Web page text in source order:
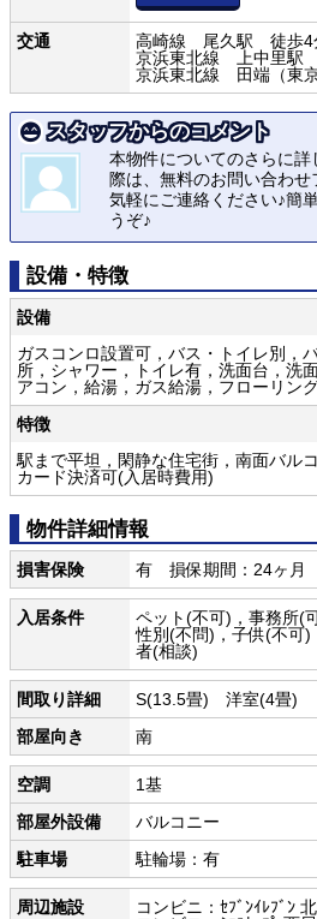
交通
高崎線 尾久駅 徒歩4
京浜東北線 上中里駅
京浜東北線 田端（東
スタッフからのコメント
本物件についてのさらに
際は、無料のお問い合わ
気軽にご連絡ください♪簡
うぞ♪
設備・特徴
設備
ガスコンロ設置可，バス・トイレ別，
所，シャワー，トイレ有，洗面台，洗
アコン，給湯，ガス給湯，フローリン
特徴
駅まで平坦，閑静な住宅街，南面バル
カード決済可(入居時費用)
物件詳細情報
損害保険 有 損保期間：24ヶ月
入居条件
ペット(不可)，事務所(
性別(不問)，子供(不可
者(相談)
間取り詳細
S(13.5畳) 洋室(4畳)
部屋向き
南
空調
1基
部屋外設備
バルコニー
駐車場
駐輪場：有
周辺施設
コンビニ：ｾﾌﾞﾝｲﾚﾌﾞﾝ